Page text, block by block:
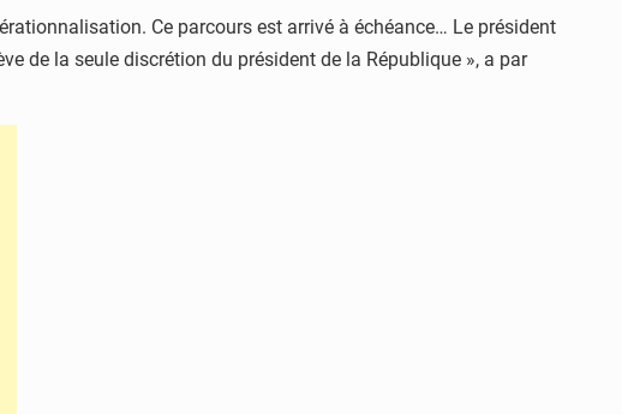
Ce parcours est arrivé à échéance… Le président
de la seule discrétion du président de la République », a par